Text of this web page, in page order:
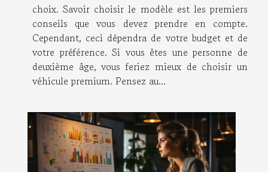
choix. Savoir choisir le modèle est les premiers
conseils que vous devez prendre en compte.
Cependant, ceci dépendra de votre budget et de
votre préférence. Si vous êtes une personne de
deuxième âge, vous feriez mieux de choisir un
véhicule premium. Pensez au...